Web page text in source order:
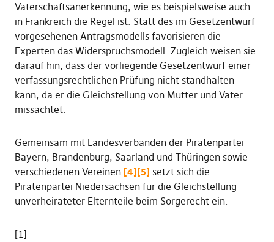
Vaterschaftsanerkennung, wie es beispielsweise auch
in Frankreich die Regel ist. Statt des im Gesetzentwurf
vorgesehenen Antragsmodells favorisieren die
Experten das Widerspruchsmodell. Zugleich weisen sie
darauf hin, dass der vorliegende Gesetzentwurf einer
verfassungsrechtlichen Prüfung nicht standhalten
kann, da er die Gleichstellung von Mutter und Vater
missachtet.
Gemeinsam mit Landesverbänden der Piratenpartei
Bayern, Brandenburg, Saarland und Thüringen sowie
verschiedenen Vereinen [4][5] setzt sich die
Piratenpartei Niedersachsen für die Gleichstellung
unverheirateter Elternteile beim Sorgerecht ein.
[1]